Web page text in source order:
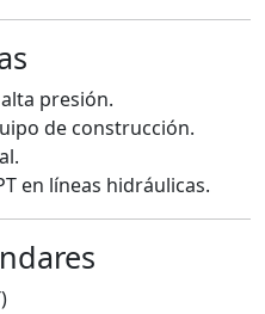
presión.
de construcción.
en líneas hidráulicas.